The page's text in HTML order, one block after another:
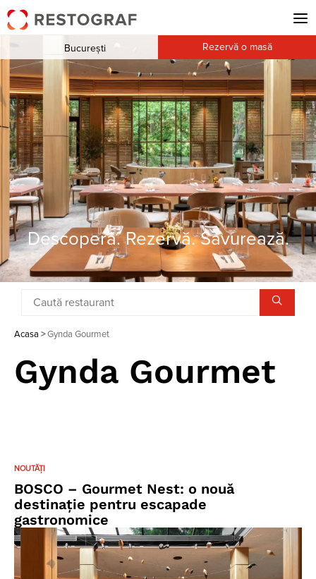
Descoperă. Rezervă. Savurează.
București Rezervă o masă
Acasa >Gynda Gourmet
Gynda Gourmet
NOUTĂȚI
BOSCO – Gourmet Nest: o nouă
destinație pentru escapade
gastronomice